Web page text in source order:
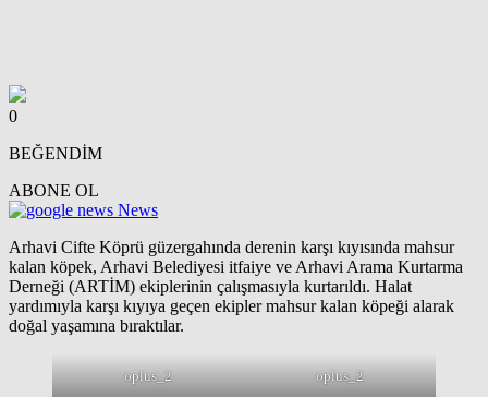
0
BEĞENDİM
ABONE OL
News
Arhavi Cifte Köprü güzergahında derenin karşı kıyısında mahsur
kalan köpek, Arhavi Belediyesi itfaiye ve Arhavi Arama Kurtarma
Derneği (ARTİM) ekiplerinin çalışmasıyla kurtarıldı. Halat
yardımıyla karşı kıyıya geçen ekipler mahsur kalan köpeği alarak
doğal yaşamına bıraktılar.
oplus_2 oplus_2